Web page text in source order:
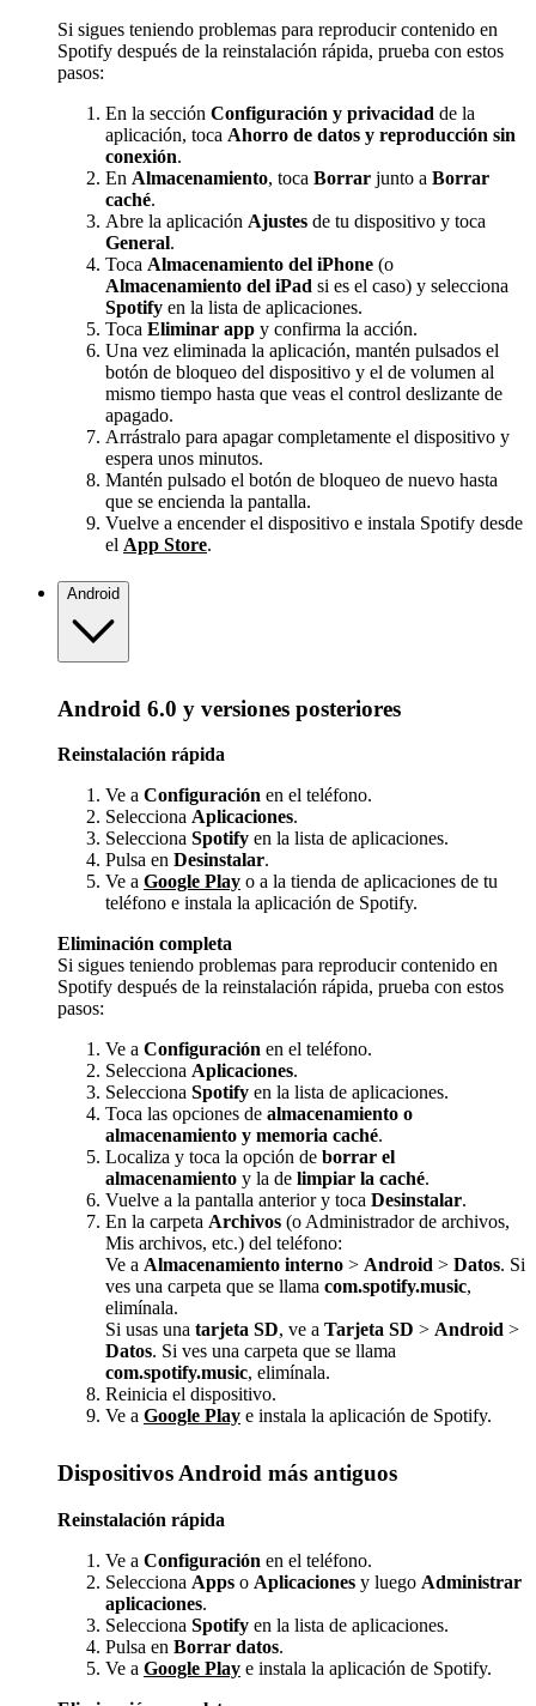
Si sigues teniendo problemas para reproducir contenido en
Spotify después de la reinstalación rápida, prueba con estos
pasos:
En la sección Configuración y privacidad de la
aplicación, toca Ahorro de datos y reproducción sin
conexión.
En Almacenamiento, toca Borrar junto a Borrar
caché.
Abre la aplicación Ajustes de tu dispositivo y toca
General.
Toca Almacenamiento del iPhone (o
Almacenamiento del iPad si es el caso) y selecciona
Spotify en la lista de aplicaciones.
Toca Eliminar app y confirma la acción.
Una vez eliminada la aplicación, mantén pulsados el
botón de bloqueo del dispositivo y el de volumen al
mismo tiempo hasta que veas el control deslizante de
apagado.
Arrástralo para apagar completamente el dispositivo y
espera unos minutos.
Mantén pulsado el botón de bloqueo de nuevo hasta
que se encienda la pantalla.
Vuelve a encender el dispositivo e instala Spotify desde
el App Store.
Android
Android 6.0 y versiones posteriores
Reinstalación rápida
Ve a Configuración en el teléfono.
Selecciona Aplicaciones.
Selecciona Spotify en la lista de aplicaciones.
Pulsa en Desinstalar.
Ve a Google Play o a la tienda de aplicaciones de tu
teléfono e instala la aplicación de Spotify.
Eliminación completa
Si sigues teniendo problemas para reproducir contenido en
Spotify después de la reinstalación rápida, prueba con estos
pasos:
Ve a Configuración en el teléfono.
Selecciona Aplicaciones.
Selecciona Spotify en la lista de aplicaciones.
Toca las opciones de almacenamiento o
almacenamiento y memoria caché.
Localiza y toca la opción de borrar el
almacenamiento y la de limpiar la caché.
Vuelve a la pantalla anterior y toca Desinstalar.
En la carpeta Archivos (o Administrador de archivos,
Mis archivos, etc.) del teléfono:
Ve a Almacenamiento interno > Android > Datos. Si
ves una carpeta que se llama com.spotify.music,
elimínala.
Si usas una tarjeta SD, ve a Tarjeta SD > Android >
Datos. Si ves una carpeta que se llama
com.spotify.music, elimínala.
Reinicia el dispositivo.
Ve a Google Play e instala la aplicación de Spotify.
Dispositivos Android más antiguos
Reinstalación rápida
Ve a Configuración en el teléfono.
Selecciona Apps o Aplicaciones y luego Administrar
aplicaciones.
Selecciona Spotify en la lista de aplicaciones.
Pulsa en Borrar datos.
Ve a Google Play e instala la aplicación de Spotify.